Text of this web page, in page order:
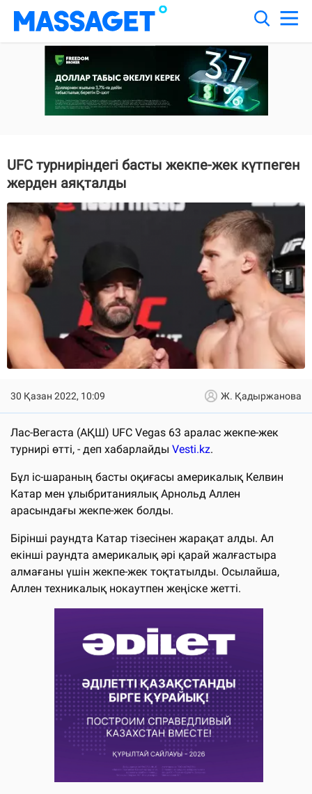
UFC турниріндегі басты жекпе-жек күтпеген
жерден аяқталды
30 Қазан 2022, 10:09 Ж. Қадыржанова
Лас-Вегаста (АҚШ) UFC Vegas 63 аралас жекпе-жек
турнирі өтті, - деп хабарлайды Vesti.kz.
Бұл іс-шараның басты оқиғасы америкалық Келвин
Катар мен ұлыбританиялық Арнольд Аллен
арасындағы жекпе-жек болды.
Бірінші раундта Катар тізесінен жарақат алды. Ал
екінші раундта америкалық әрі қарай жалғастыра
алмағаны үшін жекпе-жек тоқтатылды. Осылайша,
Аллен техникалық нокаутпен жеңіске жетті.